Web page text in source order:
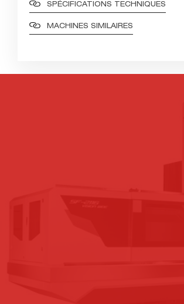
SPÉCIFICATIONS TECHNIQUES
MACHINES SIMILAIRES